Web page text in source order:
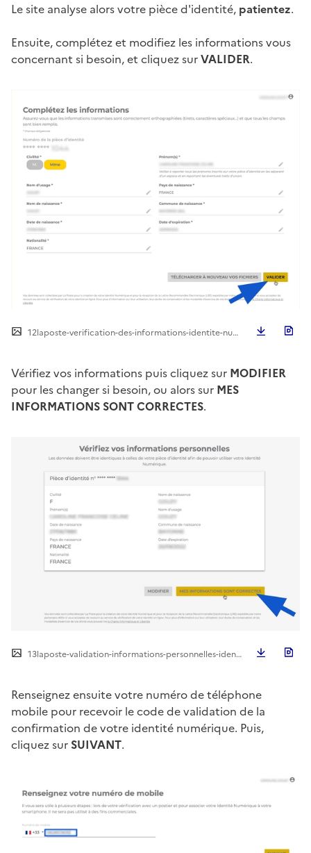
Le site analyse alors votre pièce d'identité, patientez.
Ensuite, complétez et modifiez les informations vous
concernant si besoin, et cliquez surVALIDER.
12laposte-verification-des-informations-identite-numerique.png
Vérifiez vos informations puis cliquez sur MODIFIER
pour les changer si besoin, ou alors sur MES
INFORMATIONS SONT CORRECTES.
13laposte-validation-informations-personnelles-identite-numerique.png
Renseignez ensuite votre numéro de téléphone
mobile pour recevoir le code de validation de la
confirmation de votre identité numérique. Puis,
cliquez sur SUIVANT.